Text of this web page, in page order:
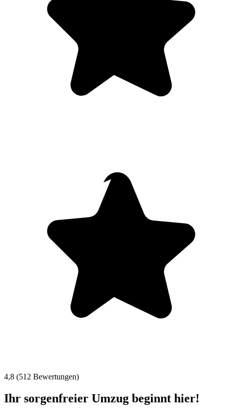
4,8 (512 Bewertungen)
Ihr sorgenfreier Umzug beginnt hier!